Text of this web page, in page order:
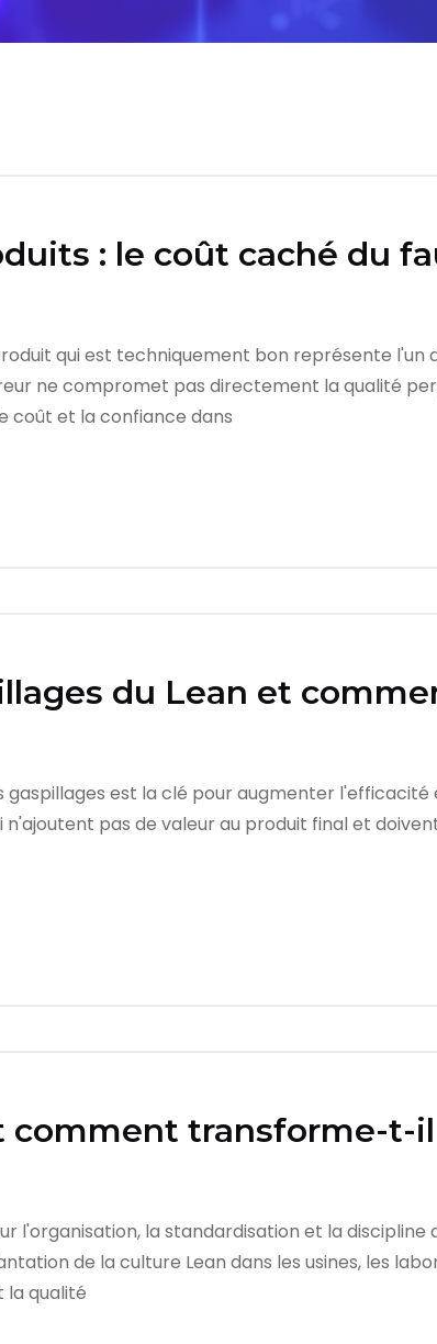
: le coût caché du
qui est techniquement bon représente l'un
ne compromet pas directement la qualité
coût et la confiance dans
du Lean et
est la clé pour augmenter l'efficacité
pas de valeur au produit final et
comment transforme-t-
l'organisation, la standardisation et la
de la culture Lean dans les usines, les
la qualité